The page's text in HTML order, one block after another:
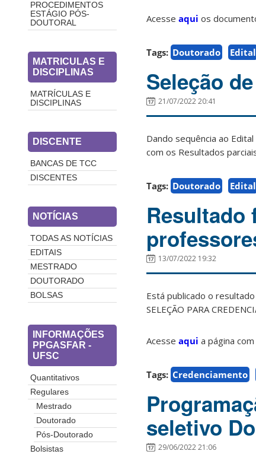
PROCEDIMENTOS
ESTÁGIO PÓS-
DOUTORAL
MATRICULAS E
DISCIPLINAS
MATRÍCULAS E
DISCIPLINAS
DISCENTE
BANCAS DE TCC
DISCENTES
NOTÍCIAS
TODAS AS NOTÍCIAS
EDITAIS
MESTRADO
DOUTORADO
BOLSAS
INFORMAÇÕES
PPGASFAR -
UFSC
Quantitativos
Regulares
Mestrado
Doutorado
Pós-Doutorado
Bolsistas
Acesse aqui os
Tags: Doutorado Edital
Seleção
21/07/2022 20:41
Dando sequência ao
com os Resultados
Tags: Doutorado Edital
Resultado
13/07/2022 19:32
Está publicado o
SELEÇÃO PARA
Acesse aqui a página
Tags: Credenciamento
seletivo
29/06/2022 21:06